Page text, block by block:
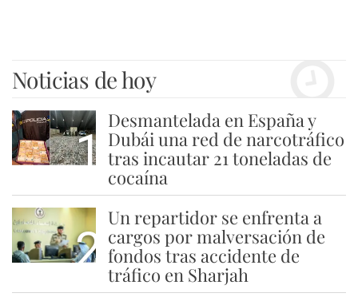
Noticias de hoy
1
Desmantelada en España y
Dubái una red de narcotráfico
tras incautar 21 toneladas de
cocaína
2
Un repartidor se enfrenta a
cargos por malversación de
fondos tras accidente de
tráfico en Sharjah